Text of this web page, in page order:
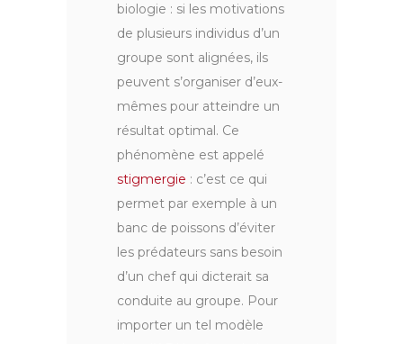
biologie : si les motivations
de plusieurs individus d’un
groupe sont alignées, ils
peuvent s’organiser d’eux-
mêmes pour atteindre un
résultat optimal. Ce
phénomène est appelé
stigmergie : c’est ce qui
permet par exemple à un
banc de poissons d’éviter
les prédateurs sans besoin
d’un chef qui dicterait sa
conduite au groupe. Pour
importer un tel modèle